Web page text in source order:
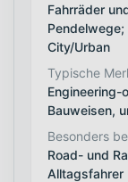
Fahrräder
Pendelwege;
City/Urban
Typische
Engineering-
Bauweisen,
Besonders
Road- und
Alltagsfahrer